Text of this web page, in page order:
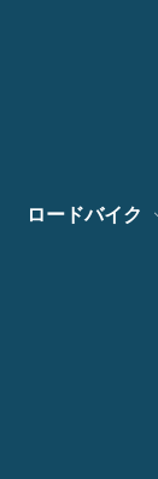
ロードバイク